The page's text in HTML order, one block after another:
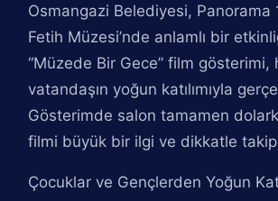
Osmangazi Belediyesi, Panorama
Fetih Müzesi’nde anlamlı bir
“Müzede Bir Gece” film gösterimi,
vatandaşın yoğun katılımıyla
Gösterimde salon tamamen
filmi büyük bir ilgi ve dikkatle
Çocuklar ve Gençlerden Yoğun